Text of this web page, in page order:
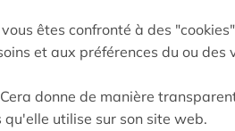
wallonnes et bruxelloises
Le 4 novembre, trois
d’une valeur de 2.500€.
en lice (cinq entreprises
êtes confronté à des
et aux préférences du ou des
donne de manière
utilise sur son site web.